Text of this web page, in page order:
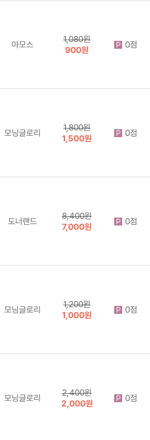
아모스
1,080원
900원
0점
모닝글로리
1,800원
1,500원
0점
도너랜드
8,400원
7,000원
0점
모닝글로리
1,200원
1,000원
0점
모닝글로리
2,400원
2,000원
0점